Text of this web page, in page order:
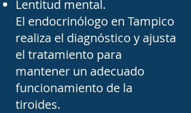
de los pacientes.
En esta sección del
Directorio Médico de
Tampico podrás consultar
Lentitud mental.
El endocrinólogo en Tampico
realiza el diagnóstico y ajusta
el tratamiento para
mantener un adecuado
funcionamiento de la
tiroides.